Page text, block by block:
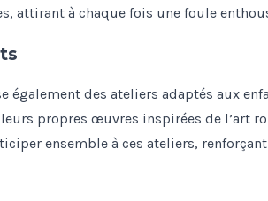
attirant à chaque fois une foule
des ateliers adaptés aux
propres œuvres inspirées de l’art
ensemble à ces ateliers,